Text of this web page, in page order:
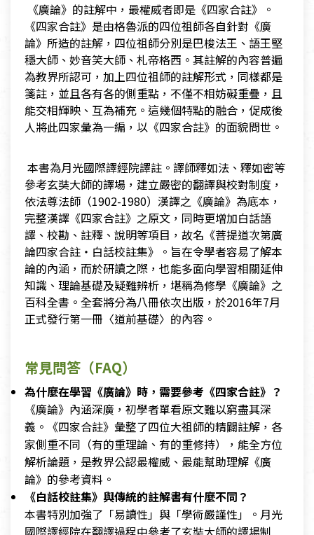
​ 《廣論》的註解中，最權威者即是《四家合註》。
《四家合註》是由格魯派的四位祖師各自針對《廣
論》所造的註解，四位祖師分別是巴梭法王、語王堅
穩大師、妙音笑大師、札帝格西。其註解的內容普遍
為教界所認可，加上四位祖師的註解形式，同樣都是
箋註，並且各有各的側重點，不僅不相妨礙重疊，且
能交相輝映、互為補充。這幾個特點的融合，促成後
人將此四家彙為一編，以《四家合註》的面貌問世。
​ 本書為月光國際譯經院譯註。譯師釋如法、釋如密等
參考玄奘大師的譯場，建立嚴密的翻譯與校對制度，
依法尊法師（1902-1980）漢譯之《廣論》為底本，
完整漢譯《四家合註》之原文，同時更增加白話語
譯、校勘、註釋、說明等項目，故名《菩提道次第廣
論四家合註‧白話校註集》。旨在令學者容易了解本
論的內涵，而於研讀之際，也能多面向學習相關延伸
知識、理論基礎及疑難辨析，堪稱為修學《廣論》之
百科全書。全套將分為八冊依次出版，於2016年7月
正式發行第一冊〈道前基礎〉的內容。
常見問答（FAQ）
為什麼在學習《廣論》時，需要參考《四家合註》？
《廣論》內涵深廣，初學者單看原文難以窮盡其深
義。《四家合註》彙整了四位大祖師的精闢註解，各
家側重不同（有的重理論、有的重修持），能全方位
解析論題，是教界公認最權威、最能幫助理解《廣
論》的參考資料。
《白話校註集》與傳統的註解書有什麼不同？
本書特別加強了「易讀性」與「學術嚴謹性」。月光